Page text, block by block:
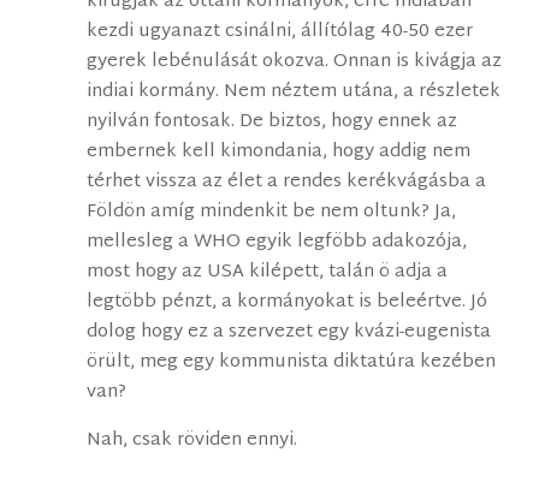
kezdi ugyanazt csinálni, állítólag 40-50 ezer
gyerek lebénulását okozva. Onnan is kivágja az
indiai kormány. Nem néztem utána, a részletek
nyilván fontosak. De biztos, hogy ennek az
embernek kell kimondania, hogy addig nem
térhet vissza az élet a rendes kerékvágásba a
Földön amíg mindenkit be nem oltunk? Ja,
mellesleg a WHO egyik legföbb adakozója,
most hogy az USA kilépett, talán ö adja a
legtöbb pénzt, a kormányokat is beleértve. Jó
dolog hogy ez a szervezet egy kvázi-eugenista
örült, meg egy kommunista diktatúra kezében
van?
Nah, csak röviden ennyi.